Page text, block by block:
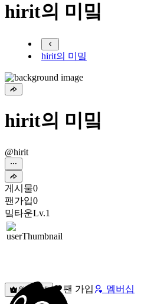
hirit의 미밐
hirit의 미밐
hirit의 미밐
@hirit
게시물0
팬가입0
밐타운Lv.1
원픽선택 팬 가입 멤버십